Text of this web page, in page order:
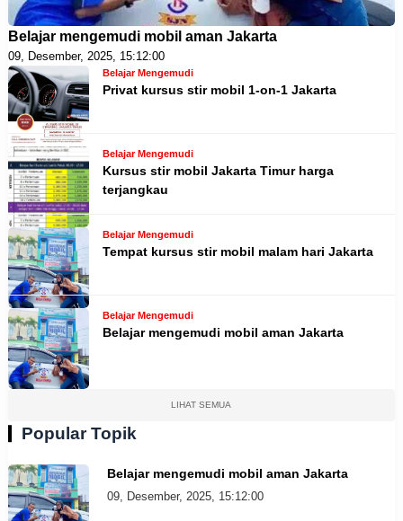
Belajar mengemudi mobil aman Jakarta
09, Desember, 2025, 15:12:00
Belajar Mengemudi
Privat kursus stir mobil 1-on-1 Jakarta
Belajar Mengemudi
Kursus stir mobil Jakarta Timur harga
terjangkau
Belajar Mengemudi
Tempat kursus stir mobil malam hari Jakarta
Belajar Mengemudi
Belajar mengemudi mobil aman Jakarta
LIHAT SEMUA
Popular Topik
Belajar mengemudi mobil aman Jakarta
09, Desember, 2025, 15:12:00